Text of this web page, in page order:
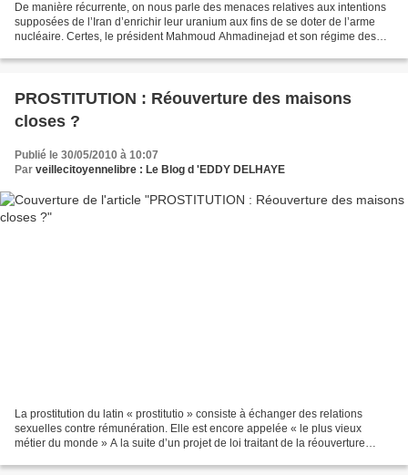
De manière récurrente, on nous parle des menaces relatives aux intentions
supposées de l’Iran d’enrichir leur uranium aux fins de se doter de l’arme
nucléaire. Certes, le président Mahmoud Ahmadinejad et son régime des
PROSTITUTION : Réouverture des maisons
closes ?
Publié le 30/05/2010 à 10:07
Par veillecitoyennelibre : Le Blog d 'EDDY DELHAYE
La prostitution du latin « prostitutio » consiste à échanger des relations
sexuelles contre rémunération. Elle est encore appelée « le plus vieux
métier du monde » A la suite d’un projet de loi traitant de la réouverture